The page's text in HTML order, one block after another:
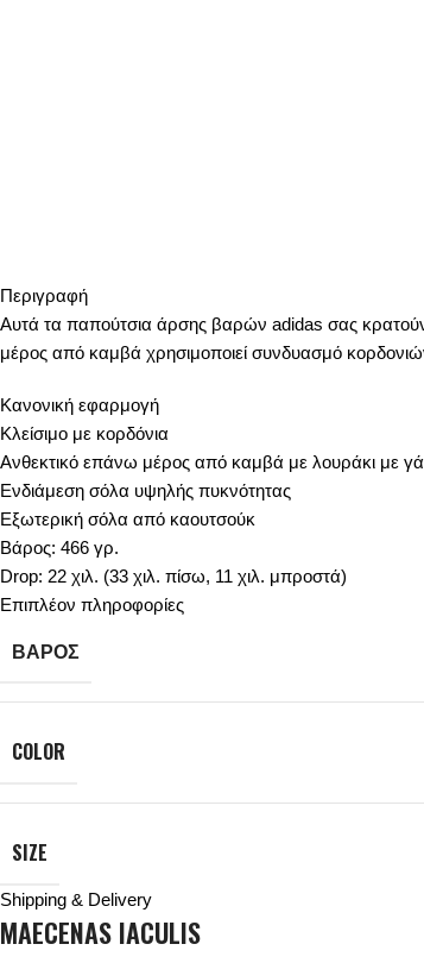
Περιγραφή
Αυτά τα παπούτσια άρσης βαρών adidas σας
μέρος από καμβά χρησιμοποιεί συνδυασμό
Κανονική εφαρμογή
Κλείσιμο με κορδόνια
Ανθεκτικό επάνω μέρος από καμβά με λουράκι με
Ενδιάμεση σόλα υψηλής πυκνότητας
Εξωτερική σόλα από καουτσούκ
Βάρος: 466 γρ.
Drop: 22 χιλ. (33 χιλ. πίσω, 11 χιλ. μπροστά)
Επιπλέον πληροφορίες
ΒΆΡΟΣ
COLOR
SIZE
Shipping & Delivery
MAECENAS IACULIS